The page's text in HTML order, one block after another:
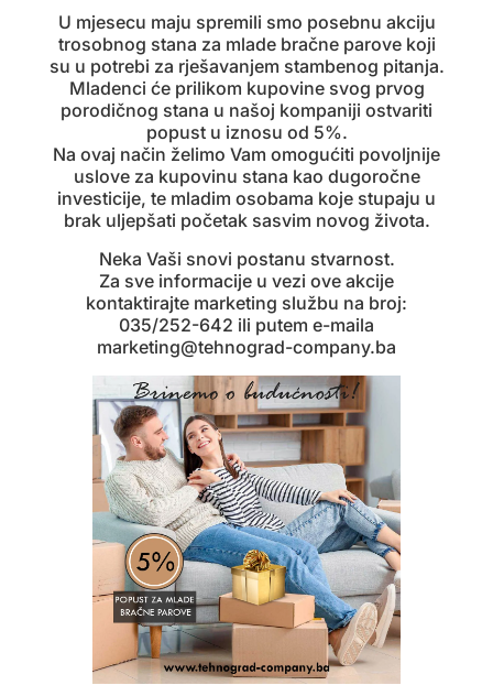
U mjesecu maju spremili smo posebnu akciju
trosobnog stana za mlade bračne parove koji
su u potrebi za rješavanjem stambenog pitanja.
Mladenci će prilikom kupovine svog prvog
porodičnog stana u našoj kompaniji ostvariti
popust u iznosu od 5%.
Na ovaj način želimo Vam omogućiti povoljnije
uslove za kupovinu stana kao dugoročne
investicije, te mladim osobama koje stupaju u
brak uljepšati početak sasvim novog života.
Neka Vaši snovi postanu stvarnost.
Za sve informacije u vezi ove akcije
kontaktirajte marketing službu na broj:
035/252-642 ili putem e-maila
marketing@tehnograd-company.ba